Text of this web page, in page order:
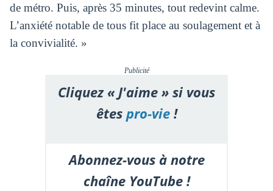
de métro. Puis, après 35 minutes, tout redevint calme.
L’anxiété notable de tous fit place au soulagement et à
la convivialité. »
Publicité
Cliquez « J'aime » si vous
êtespro-vie!
Abonnez-vous à notre
chaîne YouTube !